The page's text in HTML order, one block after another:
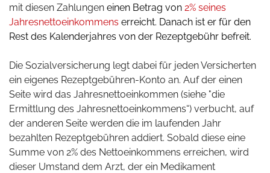
mit diesen Zahlungen einen Betrag von 2% seines
Jahresnettoeinkommens erreicht. Danach ist er für den
Rest des Kalenderjahres von der Rezeptgebühr befreit.
Die Sozialversicherung legt dabei für jeden Versicherten
ein eigenes Rezeptgebühren-Konto an. Auf der einen
Seite wird das Jahresnettoeinkommen (siehe "die
Ermittlung des Jahresnettoeinkommens“) verbucht, auf
der anderen Seite werden die im laufenden Jahr
bezahlten Rezeptgebühren addiert. Sobald diese eine
Summe von 2% des Nettoeinkommens erreichen, wird
dieser Umstand dem Arzt, der ein Medikament